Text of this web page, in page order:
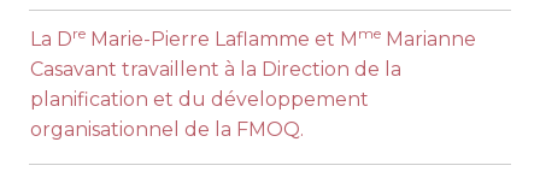
La Dre Marie-Pierre Laflamme et M me Marianne
Casavant travaillent à la Direction de la
planification et du développement
organisationnel de la FMOQ.